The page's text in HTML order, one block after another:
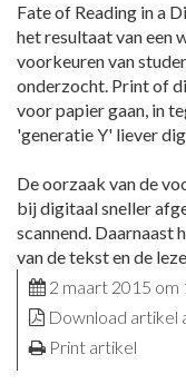
Fate of Reading in a
het resultaat van een
voorkeuren van
onderzocht. Print of
voor papier gaan, in
'generatie Y' liever
De oorzaak van de
bij digitaal sneller
scannend. Daarnaast
van de tekst en de
2 maart 2015 om
Download artikel
Print artikel